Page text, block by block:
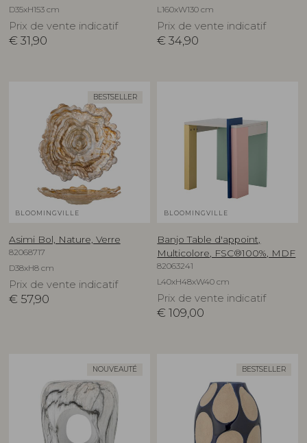
D35xH153 cm
Prix de vente indicatif
€ 31,90
L160xW130 cm
Prix de vente indicatif
€ 34,90
BESTSELLER
BLOOMINGVILLE
Asimi Bol, Nature, Verre
82068717
D38xH8 cm
Prix de vente indicatif
€ 57,90
BLOOMINGVILLE
Banjo Table d'appoint,
Multicolore, FSC®100%, MDF
82063241
L40xH48xW40 cm
Prix de vente indicatif
€ 109,00
NOUVEAUTÉ BESTSELLER